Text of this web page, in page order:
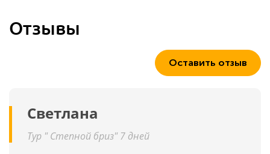
Отзывы
Оставить отзыв
Светлана
Тур " Степной бриз" 7 дней